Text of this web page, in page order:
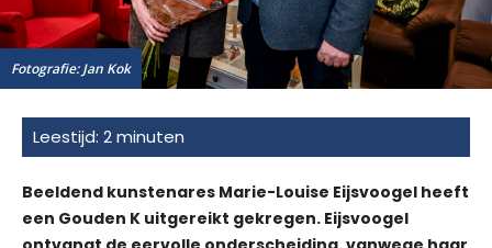
Fotografie: Jan Kok
Beeldend kunstenares Marie-Louise Eijsvoogel heeft
een Gouden K uitgereikt gekregen. Eijsvoogel